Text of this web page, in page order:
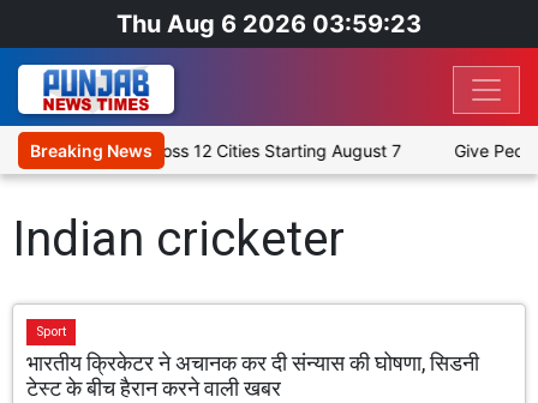
Thu Aug 6 2026 03:59:23
Breaking News
'Humare Ram' Across 12 Cities Starting August 7 Give
Indian cricketer
Sport
भारतीय क्रिकेटर ने अचानक कर दी संन्यास की घोषणा, सिडनी
टेस्ट के बीच हैरान करने वाली खबर